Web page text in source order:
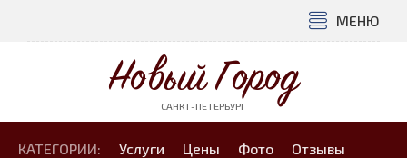
МЕНЮ
Новый Город
САНКТ-ПЕТЕРБУРГ
КАТЕГОРИИ: Услуги Цены Фото Отзывы